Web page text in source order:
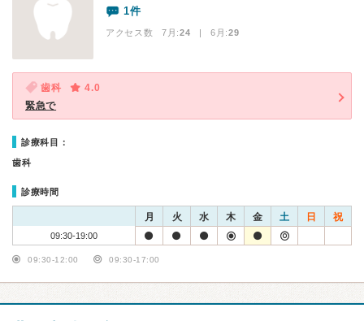
1件
アクセス数 7月:24 | 6月:29
歯科
4.0
緊急で
診療科目：
歯科
診療時間
月 火 水 木 金 土 日 祝
09:30-19:00
09:30-12:00 09:30-17:00